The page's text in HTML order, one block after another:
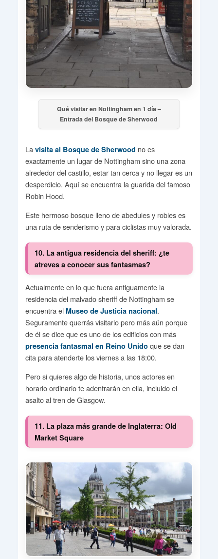
Qué visitar en Nottingham en 1 día –
Entrada del Bosque de Sherwood
La visita al Bosque de Sherwood no es
exactamente un lugar de Nottingham sino una zona
alrededor del castillo, estar tan cerca y no llegar es un
desperdicio. Aquí se encuentra la guarida del famoso
Robin Hood.
Este hermoso bosque lleno de abedules y robles es
una ruta de senderismo y para ciclistas muy valorada.
10. La antigua residencia del sheriff: ¿te
atreves a conocer sus fantasmas?
Actualmente en lo que fuera antiguamente la
residencia del malvado sheriff de Nottingham se
encuentra el Museo de Justicia nacional.
Seguramente querrás visitarlo pero más aún porque
de él se dice que es uno de los edificios con más
presencia fantasmal en Reino Unido que se dan
cita para atenderte los viernes a las 18:00.
Pero si quieres algo de historia, unos actores en
horario ordinario te adentrarán en ella, incluido el
asalto al tren de Glasgow.
11. La plaza más grande de Inglaterra: Old
Market Square